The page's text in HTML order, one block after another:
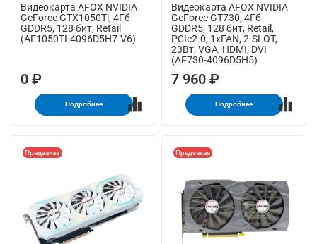
Видеокарта AFOX NVIDIA
GeForce GTX1050Ti, 4Гб
GDDR5, 128 бит, Retail
(AF1050TI-4096D5H7-V6)
0 ₽
Подробнее
Видеокарта AFOX NVIDIA
GeForce GT730, 4Гб
GDDR5, 128 бит, Retail,
PCIe2.0, 1xFAN, 2-SLOT,
23Вт, VGA, HDMI, DVI
(AF730-4096D5H5)
7 960 ₽
Подробнее
Предзаказ Предзаказ